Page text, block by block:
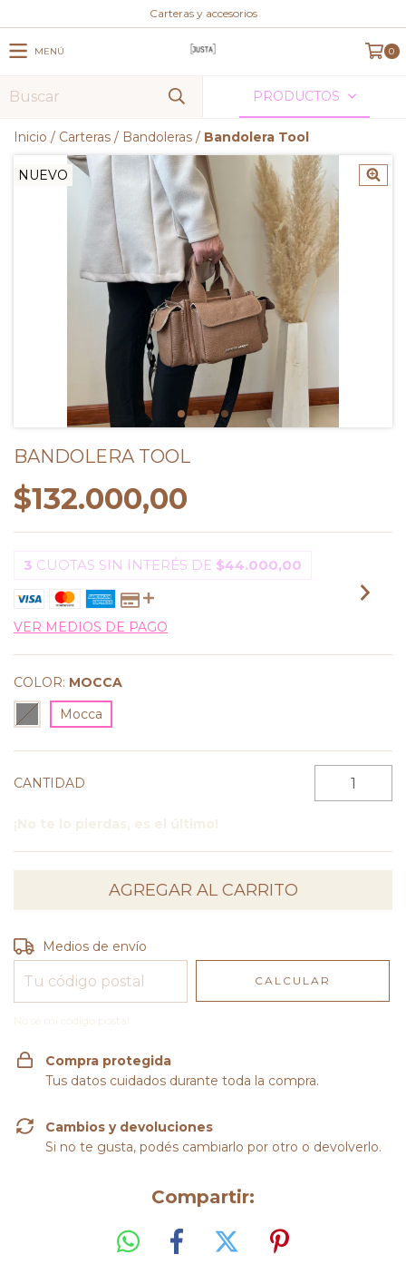
Carteras y accesorios
MENÚ 0
PRODUCTOS
Inicio / Carteras / Bandoleras / Bandolera Tool
NUEVO
BANDOLERA TOOL
$132.000,00
3 CUOTAS SIN INTERÉS DE $44.000,00
VER MEDIOS DE PAGO
COLOR: MOCCA
Mocca
CANTIDAD
¡No te lo pierdas, es el último!
Entregas para el CP:
Medios de envío
CALCULAR
No sé mi código postal
Compra protegida
Tus datos cuidados durante toda la compra.
Cambios y devoluciones
Si no te gusta, podés cambiarlo por otro o devolverlo.
Compartir: